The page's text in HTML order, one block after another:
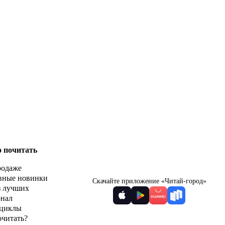
почитать
новинки
лучших
Скачайте приложение «Читай-город»